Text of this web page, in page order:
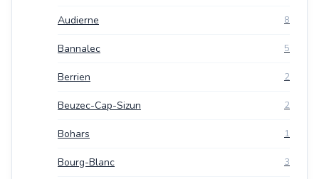
Audierne 8
Bannalec 5
Berrien 2
Beuzec-Cap-Sizun 2
Bohars 1
Bourg-Blanc 3